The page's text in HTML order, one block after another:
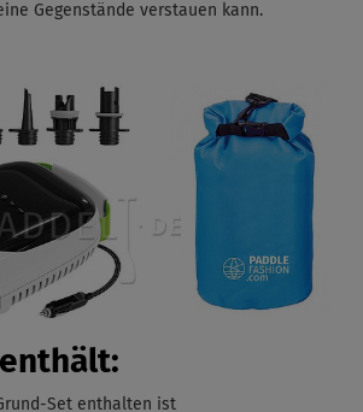
Gegenstände verstauen kann.
Set enthalten ist